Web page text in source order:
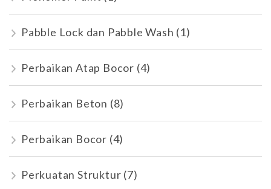
Pabble Lock dan Pabble Wash (1)
Perbaikan Atap Bocor (4)
Perbaikan Beton (8)
Perbaikan Bocor (4)
Perkuatan Struktur (7)